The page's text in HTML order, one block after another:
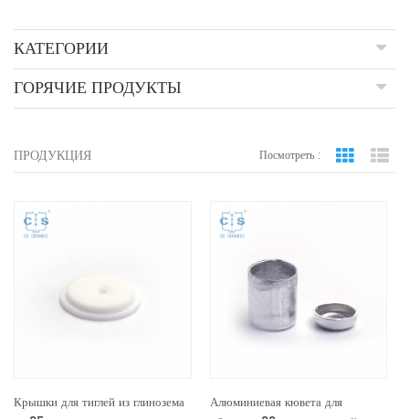
КАТЕГОРИИ
ГОРЯЧИЕ ПРОДУКТЫ
ПРОДУКЦИЯ Посмотреть : вид сетки
Крышки для тиглей из глинозема
Алюминиевая кювета для